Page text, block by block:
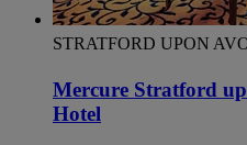
STRATFORD UPON
Mercure Stratford
Hotel